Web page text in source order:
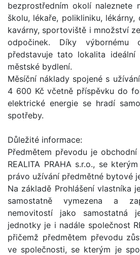
bezprostředním okolí naleznete
školu, lékaře, polikliniku, lékárny,
kavárny, sportoviště i množství
odpočinek. Díky výbornému
představuje tato lokalita
městské bydlení.
Měsíční náklady spojené s
4 600 Kč včetně příspěvku do
elektrické energie se hradí
spotřeby.
Důležité informace:
Předmětem převodu je
REALITA PRAHA s.r.o., se
právo užívání předmětné bytové
Na základě Prohlášení vlastníka
samostatně vymezena a
nemovitostí jako samostatná
jednotky je i nadále společnost
přičemž předmětem převodu
ve společnosti, se kterým je